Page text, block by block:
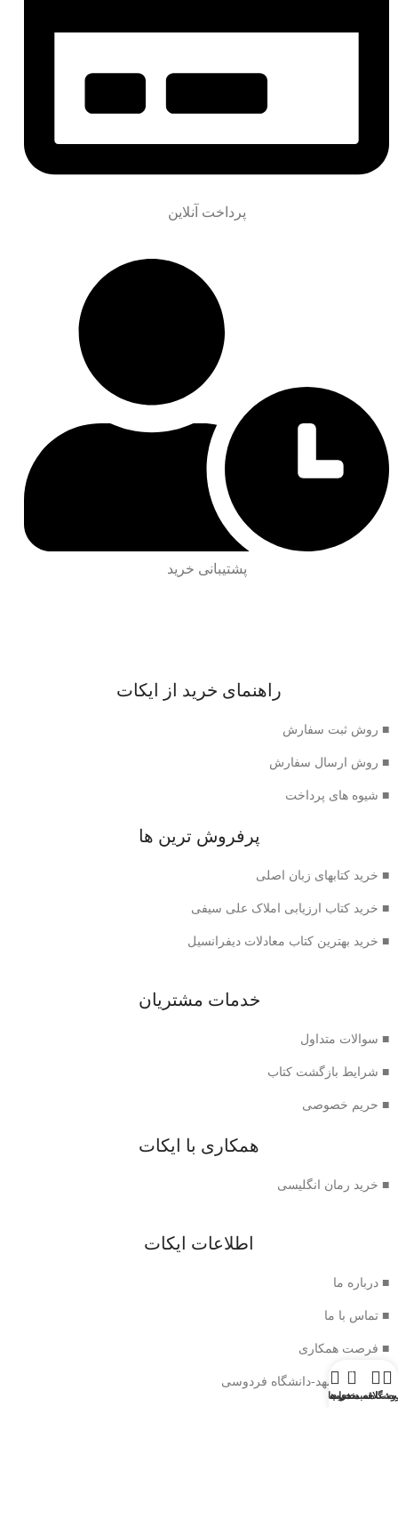
پرداخت آنلاین
پشتیبانی خرید
راهنمای خرید از ایکات
■ روش ثبت سفارش
■ روش ارسال سفارش
■ شیوه های پرداخت
پرفروش ترین ها
■ خرید کتابهای زبان اصلی
■ خرید کتاب ارزیابی املاک علی سیفی
■ خرید بهترین کتاب معادلات دیفرانسیل
خدمات مشتریان
■ سوالات متداول
■ شرایط بازگشت کتاب
■ حریم خصوصی
همکاری با ایکات
■ خرید رمان انگلیسی
اطلاعات ایکات
■ درباره ما
■ تماس با ما
■ فرصت همکاری
■ آدرس:مشهد-دانشگاه فردوسی
علاقه مندی ها
0
سبد خرید
حساب من